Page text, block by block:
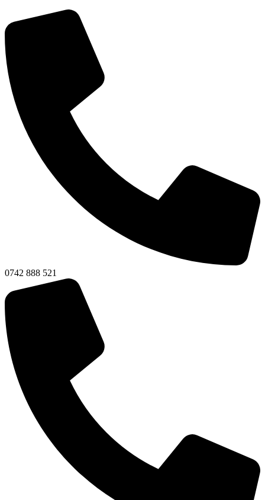
0742 888 521